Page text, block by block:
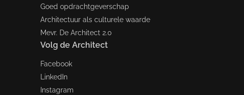
Goed opdrachtgeverschap
Architectuur als culturele waarde
Mevr. De Architect 2.0
Volg de Architect
Facebook
LinkedIn
Instagram